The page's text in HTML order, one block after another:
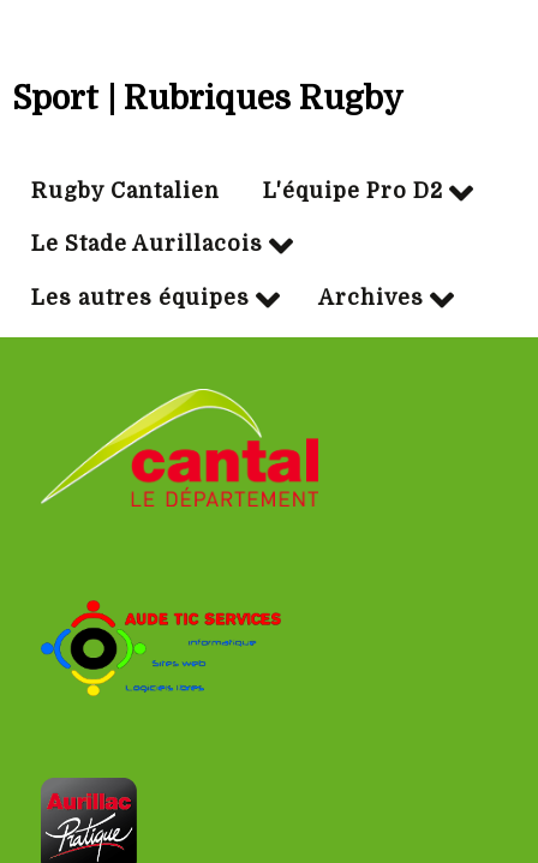
Sport | Rubriques Rugby
Rugby Cantalien L'équipe Pro D2
Le Stade Aurillacois
Les autres équipes Archives